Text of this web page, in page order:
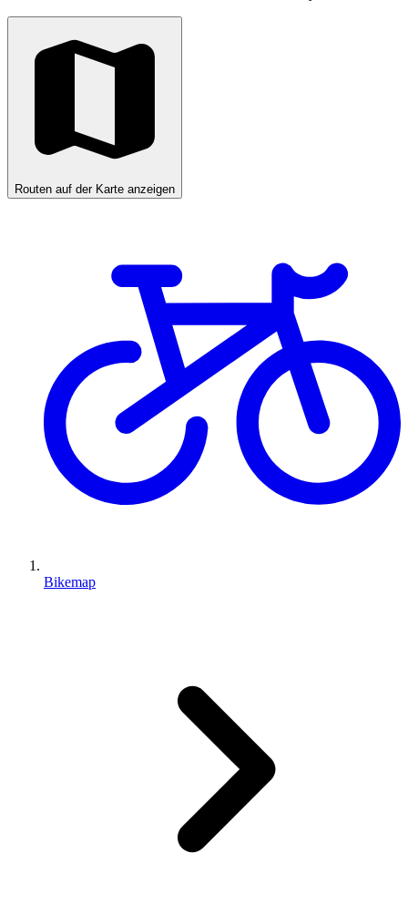
Routen auf der Karte anzeigen
Bikemap